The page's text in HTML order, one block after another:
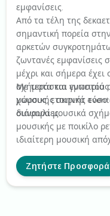
εμφανίσεις.
Από τα τέλη της
σημαντική πορεία
αρκετών
ζωντανές εμφανίσεις
μέχρι και σήμερα
σχήματα και γνωστούς
μουσικής σκηνής
συναυλίες.
Με τεράστια εμπειρία
χώρους, εταιρικά
διάφορα μουσικά
μουσικής με ποικίλο
ιδιαίτερη μουσική
Ζητήστε Προσφορά